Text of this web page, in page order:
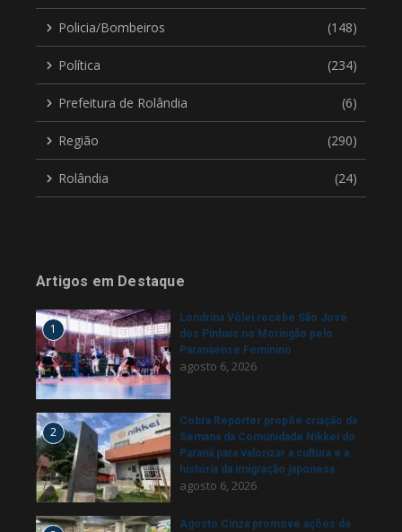
Policia/Bombeiros (148)
Política (234)
Prefeitura de Rolândia (6)
Região (290)
Rolândia (24)
Artigos em Destaque
1
Londrina Vôlei recebe São José
dos Pinhais no Moringão pelo
Paranaense Feminino
agosto 6, 2026
2
Cobra Repórter propõe criação da
Semana da Comunidade Nikkei do
Paraná para valorizar a cultura e a
história da imigração japonesa
agosto 6, 2026
Agosto Cinza promove ações de